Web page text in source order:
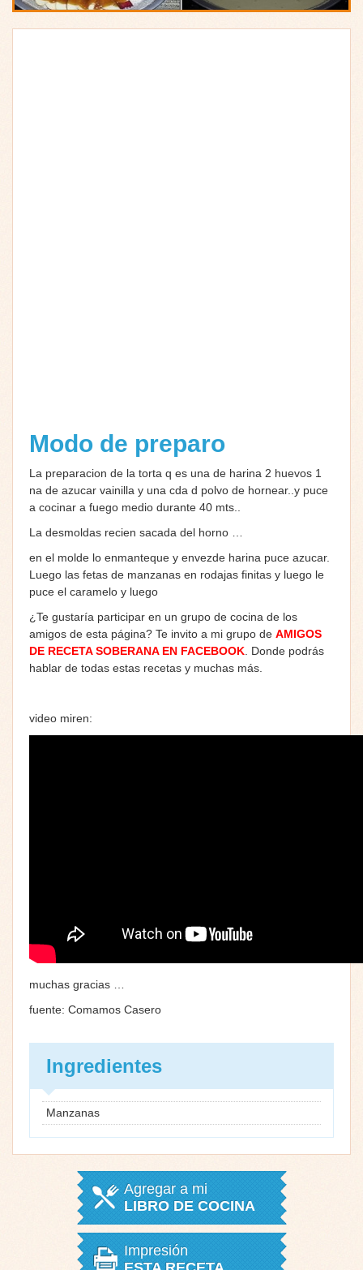
Modo de preparo
La preparacion de la torta q es una de harina 2 huevos 1
na de azucar vainilla y una cda d polvo de hornear..y puce
a cocinar a fuego medio durante 40 mts..
La desmoldas recien sacada del horno …
en el molde lo enmanteque y envezde harina puce azucar.
Luego las fetas de manzanas en rodajas finitas y luego le
puce el caramelo y luego
¿Te gustaría participar en un grupo de cocina de los
amigos de esta página? Te invito a mi grupo de AMIGOS
DE RECETA SOBERANA EN FACEBOOK . Donde podrás
hablar de todas estas recetas y muchas más.
video miren:
muchas gracias …
fuente: Comamos Casero
Ingredientes
Manzanas
Agregar a mi
LIBRO DE COCINA
Impresión